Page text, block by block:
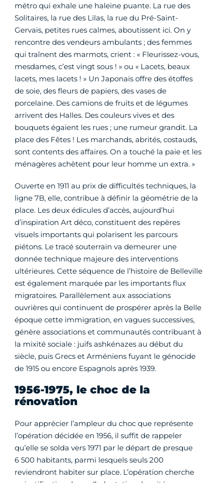
métro qui exhale une haleine puante. La rue des
Solitaires, la rue des Lilas, la rue du Pré-Saint-
Gervais, petites rues calmes, aboutissent ici. On y
rencontre des vendeurs ambulants ; des femmes
qui traînent des marmots, crient : « Fleurissez-vous,
mesdames, c’est vingt sous ! » ou « Lacets, beaux
lacets, mes lacets ! » Un Japonais offre des étoffes
de soie, des fleurs de papiers, des vases de
porcelaine. Des camions de fruits et de légumes
arrivent des Halles. Des couleurs vives et des
bouquets égaient les rues ; une rumeur grandit. La
place des Fêtes ! Les marchands, abrités, costauds,
sont contents des affaires. On a touché la paie et les
ménagères achètent pour leur homme un extra. »
Ouverte en 1911 au prix de difficultés techniques, la
ligne 7B, elle, contribue à définir la géométrie de la
place. Les deux édicules d’accès, aujourd’hui
d’inspiration Art déco, constituent des repères
visuels importants qui polarisent les parcours
piétons. Le tracé souterrain va demeurer une
donnée technique majeure des interventions
ultérieures. Cette séquence de l’histoire de Belleville
est également marquée par les importants flux
migratoires. Parallèlement aux associations
ouvrières qui continuent de prospérer après la Belle
époque cette immigration, en vagues successives,
génère associations et communautés contribuant à
la mixité sociale : juifs ashkénazes au début du
siècle, puis Grecs et Arméniens fuyant le génocide
de 1915 ou encore Espagnols après 1939.
1956-1975, le choc de la
rénovation
Pour apprécier l’ampleur du choc que représente
l’opération décidée en 1956, il suffit de rappeler
qu’elle se solda vers 1971 par le départ de presque
6 500 habitants, parmi lesquels seuls 200
reviendront habiter sur place. L’opération cherche